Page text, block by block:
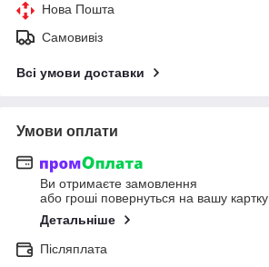
Нова Пошта
Самовивіз
Всі умови доставки
Умови оплати
Ви отримаєте замовлення
або гроші повернуться на вашу картку
Детальніше
Післяплата